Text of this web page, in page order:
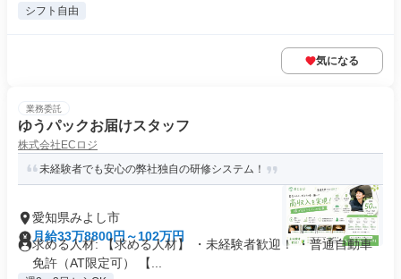
シフト自由
気になる
業務委託
ゆうパックお届けスタッフ
株式会社ECロジ
未経験者でも安心の弊社独自の研修システム！
愛知県みよし市
月給33万8800円～102万円
求める人材: 【求める人材】 ・未経験者歓迎！ ・普通自動車
免許（AT限定可） 【...